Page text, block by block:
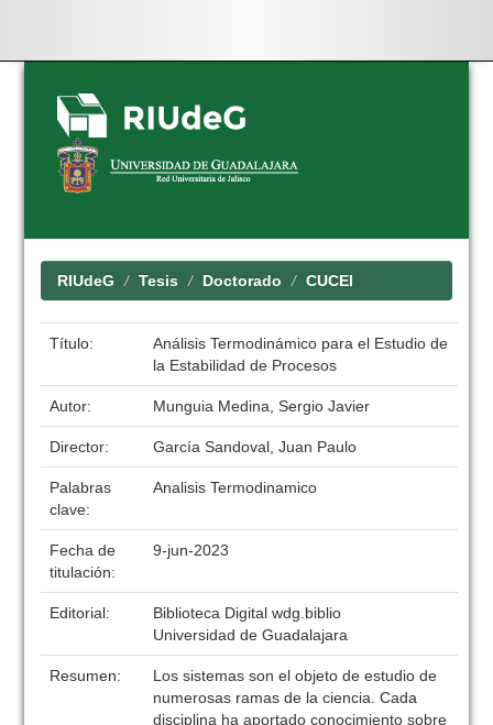
Skip
navigation
RIUdeG Tesis Doctorado CUCEI
Título:
Análisis Termodinámico para el Estudio de
la Estabilidad de Procesos
Autor: Munguia Medina, Sergio Javier
Director: García Sandoval, Juan Paulo
Palabras
clave:
Analisis Termodinamico
Fecha de
titulación:
9-jun-2023
Editorial:
Biblioteca Digital wdg.biblio
Universidad de Guadalajara
Resumen:
Los sistemas son el objeto de estudio de
numerosas ramas de la ciencia. Cada
disciplina ha aportado conocimiento sobre